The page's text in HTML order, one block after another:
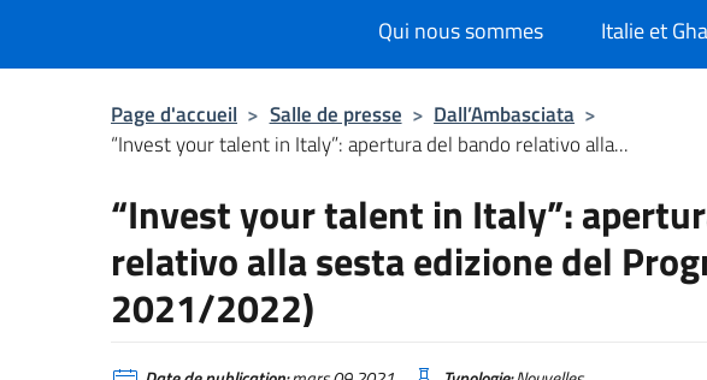
Qui nous sommes Italie et
Page d'accueil > Salle de presse > Dall’Ambasciata >
“Invest your talent in Italy”: apertura del bando relativo alla...
“Invest your talent in Italy”:
relativo alla sesta edizione del
2021/2022)